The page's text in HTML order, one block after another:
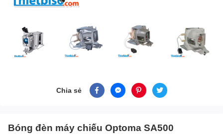
Chia sẻ
Bóng đèn máy chiếu Optoma SA500